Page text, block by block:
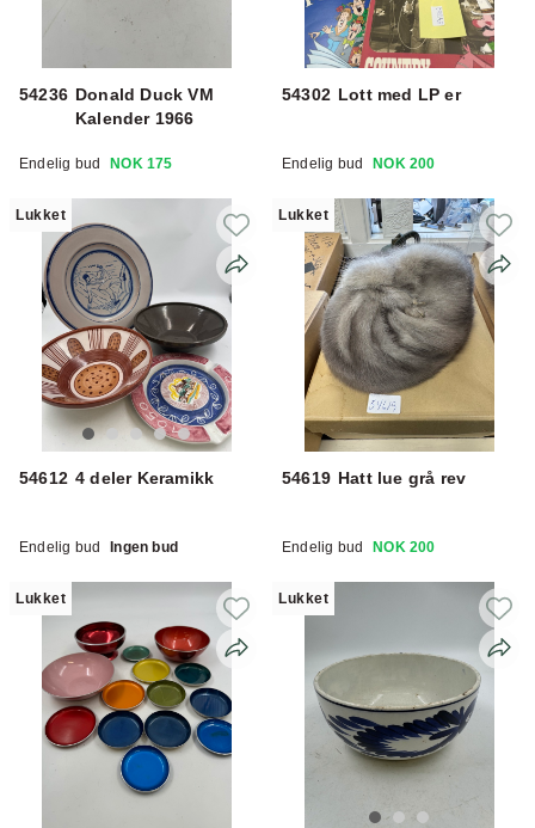
54236 Donald Duck VM
Kalender 1966
Endelig bud NOK 175
54302 Lott med LP er
Endelig bud NOK 200
Lukket
54612 4 deler Keramikk
Endelig bud Ingen bud
Lukket
54619 Hatt lue grå rev
Endelig bud NOK 200
Lukket Lukket